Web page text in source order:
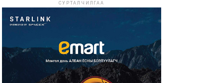
СУРТАЛЧИЛГАА